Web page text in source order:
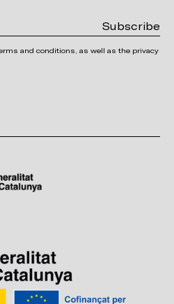
and conditions, as well as the privacy